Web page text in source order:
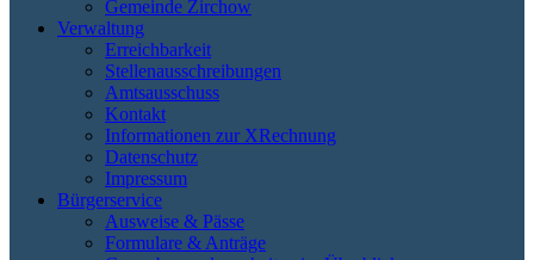
Gemeinde Zirchow
Verwaltung
Erreichbarkeit
Stellenausschreibungen
Amtsausschuss
Kontakt
Informationen zur XRechnung
Datenschutz
Impressum
Bürgerservice
Ausweise & Pässe
Formulare & Anträge